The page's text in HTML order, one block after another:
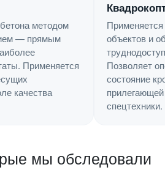
методом
— прямым
Применяется
качества
объектов и
Позволяет
состояние
спецтехники.
мы обследовали